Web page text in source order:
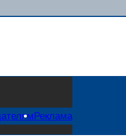
Реклама